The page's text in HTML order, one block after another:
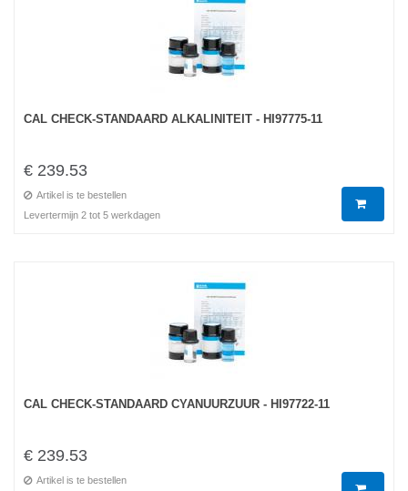
CAL CHECK-STANDAARD ALKALINITEIT - HI97775-11
€ 239.53
Artikel is te bestellen
Levertermijn 2 tot 5 werkdagen
CAL CHECK-STANDAARD CYANUURZUUR - HI97722-11
€ 239.53
Artikel is te bestellen